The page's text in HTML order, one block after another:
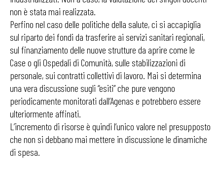
non è stata mai realizzata.
Perfino nel caso delle politiche della salute, ci si accapiglia
sul riparto dei fondi da trasferire ai servizi sanitari regionali,
sul finanziamento delle nuove strutture da aprire come le
Case o gli Ospedali di Comunità, sulle stabilizzazioni di
personale, sui contratti collettivi di lavoro. Mai si determina
una vera discussione sugli “esiti” che pure vengono
periodicamente monitorati dall’Agenas e potrebbero essere
ulteriormente affinati.
L’incremento di risorse è quindi l’unico valore nel presupposto
che non si debbano mai mettere in discussione le dinamiche
di spesa.